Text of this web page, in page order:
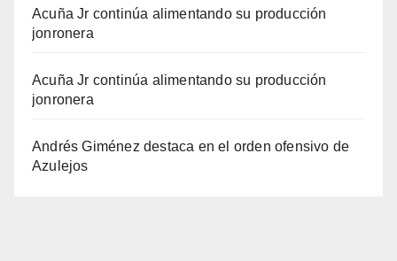
Acuña Jr continúa alimentando su producción
jonronera
Acuña Jr continúa alimentando su producción
jonronera
Andrés Giménez destaca en el orden ofensivo de
Azulejos